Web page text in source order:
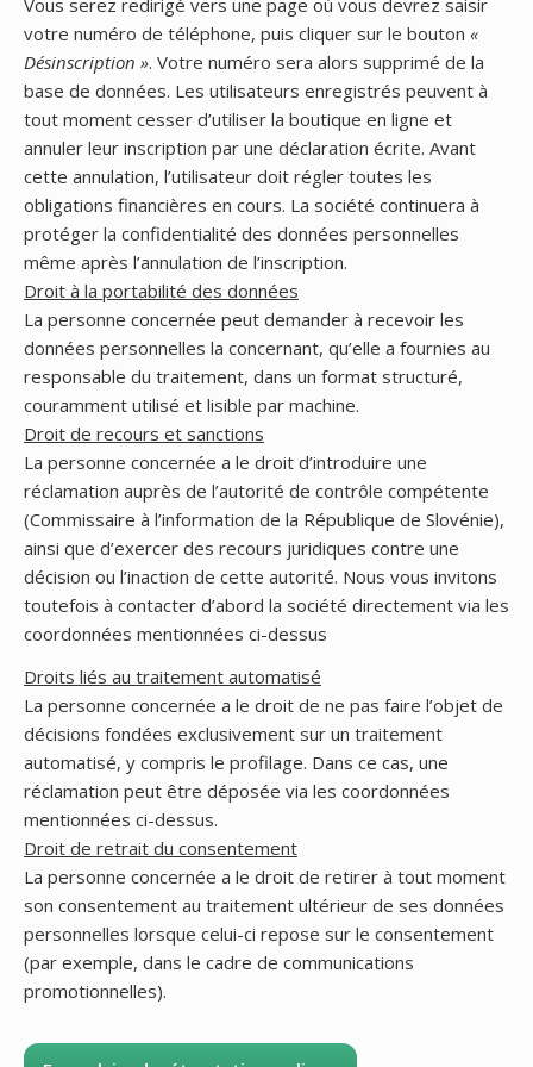
votre numéro de téléphone, puis cliquer sur le bouton «
Désinscription ». Votre numéro sera alors supprimé de la
base de données. Les utilisateurs enregistrés peuvent à
tout moment cesser d’utiliser la boutique en ligne et
annuler leur inscription par une déclaration écrite. Avant
cette annulation, l’utilisateur doit régler toutes les
obligations financières en cours. La société continuera à
protéger la confidentialité des données personnelles
même après l’annulation de l’inscription.
Droit à la portabilité des données
La personne concernée peut demander à recevoir les
données personnelles la concernant, qu’elle a fournies au
responsable du traitement, dans un format structuré,
couramment utilisé et lisible par machine.
Droit de recours et sanctions
La personne concernée a le droit d’introduire une
réclamation auprès de l’autorité de contrôle compétente
(Commissaire à l’information de la République de Slovénie),
ainsi que d’exercer des recours juridiques contre une
décision ou l’inaction de cette autorité. Nous vous invitons
toutefois à contacter d’abord la société directement via les
coordonnées mentionnées ci-dessus
Droits liés au traitement automatisé
La personne concernée a le droit de ne pas faire l’objet de
décisions fondées exclusivement sur un traitement
automatisé, y compris le profilage. Dans ce cas, une
réclamation peut être déposée via les coordonnées
mentionnées ci-dessus.
Droit de retrait du consentement
La personne concernée a le droit de retirer à tout moment
son consentement au traitement ultérieur de ses données
personnelles lorsque celui-ci repose sur le consentement
(par exemple, dans le cadre de communications
promotionnelles).